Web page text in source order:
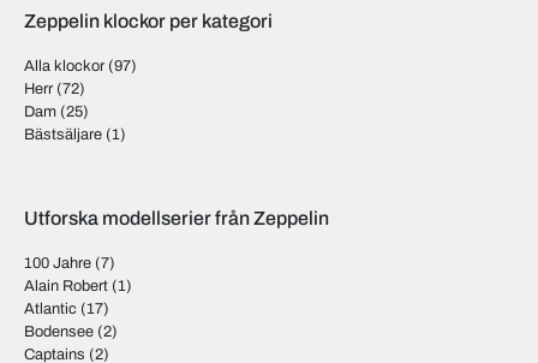
Zeppelin klockor per kategori
Alla klockor (97)
Herr (72)
Dam (25)
Bästsäljare (1)
Utforska modellserier från Zeppelin
100 Jahre (7)
Alain Robert (1)
Atlantic (17)
Bodensee (2)
Captains (2)